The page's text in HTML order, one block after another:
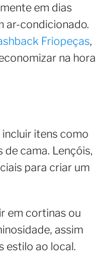
em dias
ar-condicionado.
Friopeças,
na hora
itens como
cama. Lençóis,
para criar um
em cortinas ou
assim
estilo ao local.